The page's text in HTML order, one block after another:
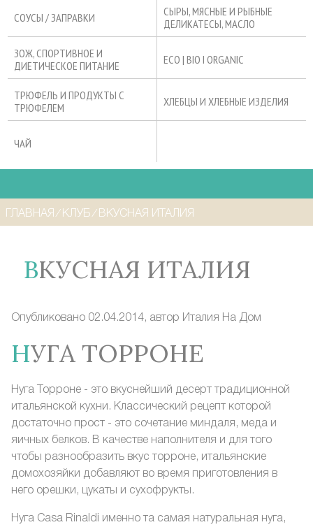
СОУСЫ / ЗАПРАВКИ
СЫРЫ, МЯСНЫЕ И РЫБНЫЕ
ДЕЛИКАТЕСЫ, МАСЛО
ЗОЖ, СПОРТИВНОЕ И
ДИЕТИЧЕСКОЕ ПИТАНИЕ
ECO | BIO I ORGANIC
ТРЮФЕЛЬ И ПРОДУКТЫ С
ТРЮФЕЛЕМ
ХЛЕБЦЫ И ХЛЕБНЫЕ ИЗДЕЛИЯ
ЧАЙ
ГЛАВНАЯ ⁄ КЛУБ⁄ ВКУСНАЯ ИТАЛИЯ
ВКУСНАЯ ИТАЛИЯ
Опубликовано 02.04.2014, автор Италия На Дом
НУГА ТОРРОНЕ
Нуга Торроне - это вкуснейший десерт традиционной
итальянской кухни. Классический рецепт которой
достаточно прост - это сочетание миндаля, меда и
яичных белков. В качестве наполнителя и для того
чтобы разнообразить вкус торроне, итальянские
домохозяйки добавляют во время приготовления в
него орешки, цукаты и сухофрукты.
Нуга Casa Rinaldi именно та самая натуральная нуга,